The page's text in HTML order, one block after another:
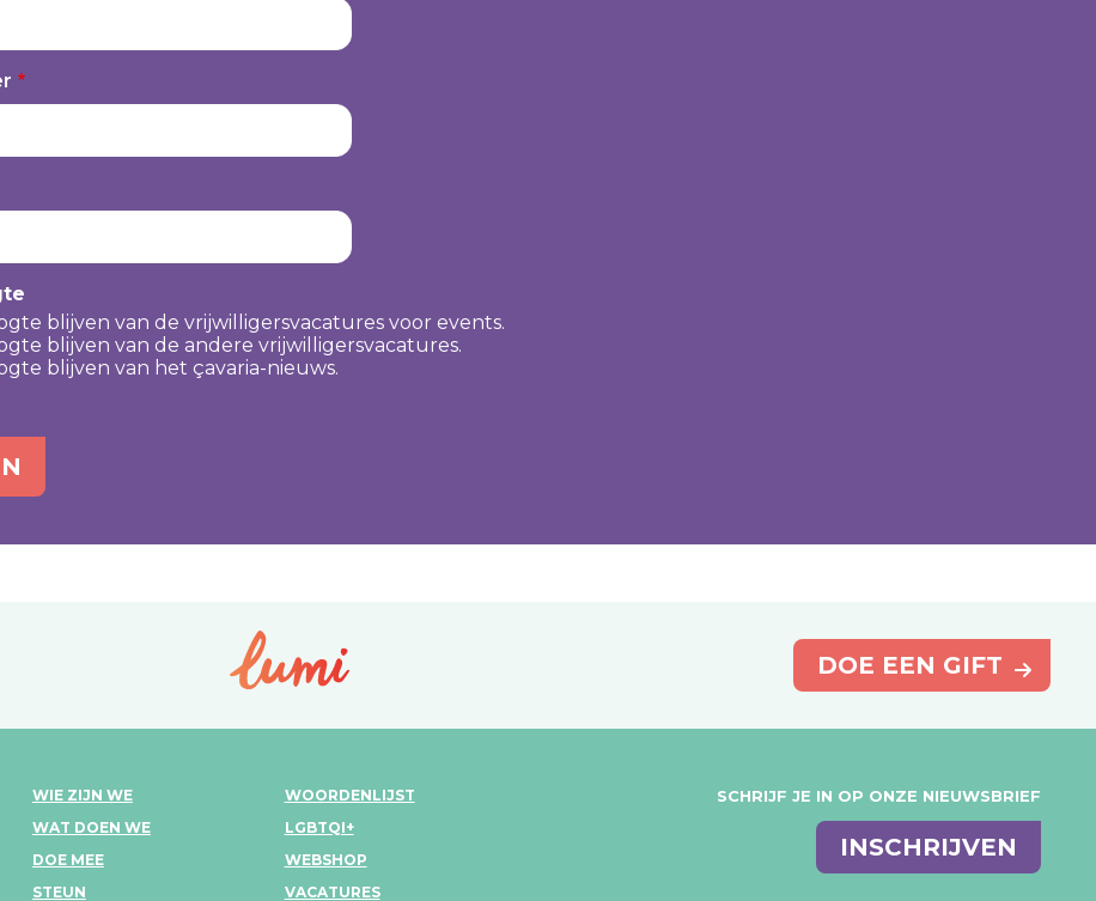
blijven van de vrijwilligersvacatures voor events.
blijven van de andere vrijwilligersvacatures.
blijven van het çavaria-nieuws.
DOE EEN GIFT
WIE ZIJN WE
WAT DOEN WE
DOE MEE
STEUN
WOORDENLIJST
LGBTQI+
WEBSHOP
VACATURES
SCHRIJF JE IN OP ONZE NIEUWSBRIEF
E-
mail
INSCHRIJVEN